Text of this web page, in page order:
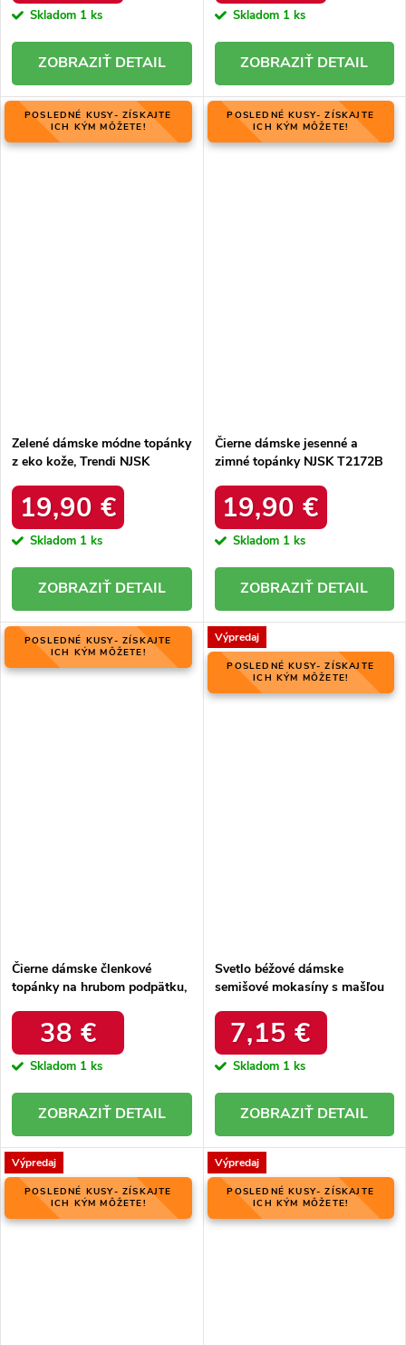
Skladom 1 ks
DETAIL
Skladom 1 ks
DETAIL
POSLEDNÉ KUSY- ZÍSKAJTE
ICH KÝM MÔŽETE!
Zelené dámske módne topánky
z eko kože, Trendi NJSK
19,90 €
Skladom 1 ks
DETAIL
POSLEDNÉ KUSY- ZÍSKAJTE
ICH KÝM MÔŽETE!
Čierne dámske jesenné a
zimné topánky NJSK T2172B
19,90 €
Skladom 1 ks
DETAIL
POSLEDNÉ KUSY- ZÍSKAJTE
ICH KÝM MÔŽETE!
Čierne dámske členkové
topánky na hrubom podpätku,
38 €
Skladom 1 ks
DETAIL
Výpredaj
POSLEDNÉ KUSY- ZÍSKAJTE
ICH KÝM MÔŽETE!
Svetlo béžové dámske
semišové mokasíny s mašľou
produktu NJSK X521BE
7,15 €
Skladom 1 ks
DETAIL
Výpredaj
POSLEDNÉ KUSY- ZÍSKAJTE
ICH KÝM MÔŽETE!
Výpredaj
POSLEDNÉ KUSY- ZÍSKAJTE
ICH KÝM MÔŽETE!